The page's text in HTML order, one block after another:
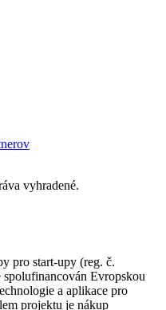
vyhradené.
pro start-upy (reg. č.
Evropskou
a aplikace pro
projektu je nákup